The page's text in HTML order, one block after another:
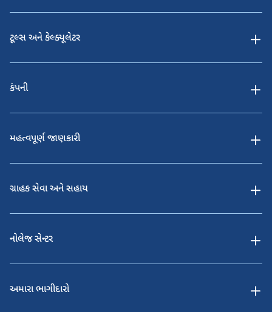
ટૂલ્સ અને કેલ્ક્યૂલેટર
કંપની
મહત્વપૂર્ણ જાણકારી
ગ્રાહક સેવા અને સહાય
નોલેજ સેન્ટર
અમારા ભાગીદારો